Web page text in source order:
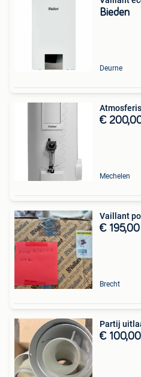
Bieden
Deurne
€
Mechelen
Vaillant
€ 195,00
Brecht
Partij
€ 100,00